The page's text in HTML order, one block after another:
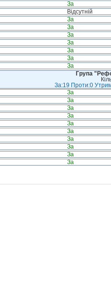
За
Відсутній
За
За
За
За
За
За
За
Група
За:19 Проти:0
За
За
За
За
За
За
За
За
За
За